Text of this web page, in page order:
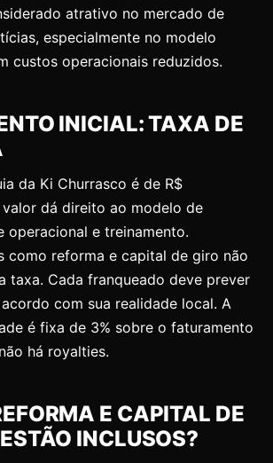
atrativo no mercado de
especialmente no modelo
custos operacionais reduzidos.
INICIAL: TAXA DE
da Ki Churrasco é de R$
valor dá direito ao modelo de
operacional e treinamento.
como reforma e capital de giro não
taxa. Cada franqueado deve prever
com sua realidade local. A
é fixa de 3% sobre o faturamento
há royalties.
E CAPITAL DE
INCLUSOS?